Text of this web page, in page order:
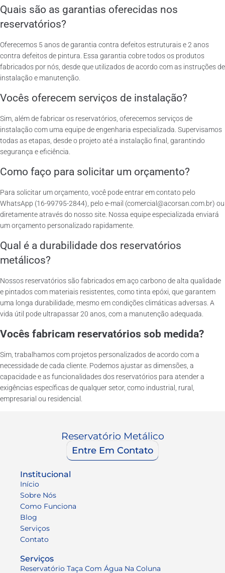
Quais são as garantias oferecidas nos
reservatórios?
Oferecemos 5 anos de garantia contra defeitos estruturais e 2 anos
contra defeitos de pintura. Essa garantia cobre todos os produtos
fabricados por nós, desde que utilizados de acordo com as instruções de
instalação e manutenção.
Vocês oferecem serviços de instalação?
Sim, além de fabricar os reservatórios, oferecemos serviços de
instalação com uma equipe de engenharia especializada. Supervisamos
todas as etapas, desde o projeto até a instalação final, garantindo
segurança e eficiência.
Como faço para solicitar um orçamento?
Para solicitar um orçamento, você pode entrar em contato pelo
WhatsApp (16-99795-2844), pelo e-mail (comercial@acorsan.com.br) ou
diretamente através do nosso site. Nossa equipe especializada enviará
um orçamento personalizado rapidamente.
Qual é a durabilidade dos reservatórios
metálicos?
Nossos reservatórios são fabricados em aço carbono de alta qualidade
e pintados com materiais resistentes, como tinta epóxi, que garantem
uma longa durabilidade, mesmo em condições climáticas adversas. A
vida útil pode ultrapassar 20 anos, com a manutenção adequada.
Vocês fabricam reservatórios sob medida?
Sim, trabalhamos com projetos personalizados de acordo com a
necessidade de cada cliente. Podemos ajustar as dimensões, a
capacidade e as funcionalidades dos reservatórios para atender a
exigências específicas de qualquer setor, como industrial, rural,
empresarial ou residencial.
Reservatório Metálico
Entre Em Contato
Institucional
Início
Sobre Nós
Como Funciona
Blog
Serviços
Contato
Serviços
Reservatório Taça Com Água Na Coluna